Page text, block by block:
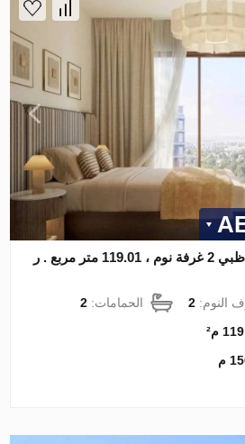
شقة في جزيرة ياس، أبو ظبي 2 غرفة نوم ، 119.01 متر مربع . ر
النوم:2 الحمامات:2
م²
م